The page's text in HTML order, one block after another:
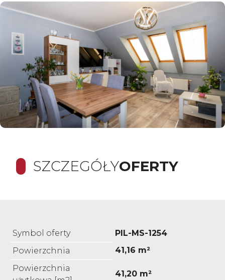
SZCZEGÓŁYOFERTY
Symbol oferty
PIL-MS-1254
Powierzchnia
41,16 m²
Powierzchnia
41,20 m²